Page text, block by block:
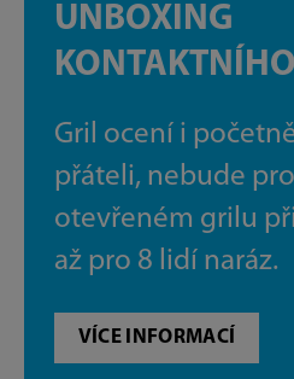
UNBOXING
Gril ocení i
přáteli, nebude
otevřeném grilu
až pro 8 lidí naráz.
VÍCE INFORMACÍ